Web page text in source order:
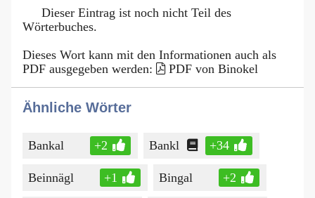
Dieser Eintrag ist noch nicht Teil des
Wörterbuches.
Dieses Wort kann mit den Informationen auch als
PDF ausgegeben werden:
PDF von Binokel
Ähnliche Wörter
Bankal +2 Bankl +34
Beinnägl +1 Bingal +2